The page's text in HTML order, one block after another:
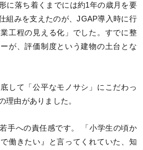
に落ち着くまでには約1年の歳月を要
組みを支えたのが、JGAP導入時に行
工程の見える化」でした。すでに整
が、評価制度という建物の土台とな
して「公平なモノサシ」にこだわっ
理由がありました。
手への責任感です。 「小学生の頃か
働きたい』と言ってくれていた、知